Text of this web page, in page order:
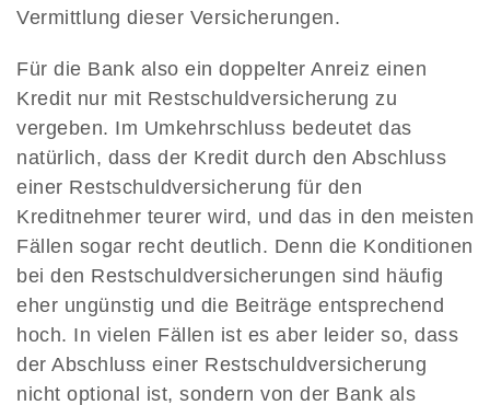
Vermittlung dieser Versicherungen.
Für die Bank also ein doppelter Anreiz einen
Kredit nur mit Restschuldversicherung zu
vergeben. Im Umkehrschluss bedeutet das
natürlich, dass der Kredit durch den Abschluss
einer Restschuldversicherung für den
Kreditnehmer teurer wird, und das in den meisten
Fällen sogar recht deutlich. Denn die Konditionen
bei den Restschuldversicherungen sind häufig
eher ungünstig und die Beiträge entsprechend
hoch. In vielen Fällen ist es aber leider so, dass
der Abschluss einer Restschuldversicherung
nicht optional ist, sondern von der Bank als